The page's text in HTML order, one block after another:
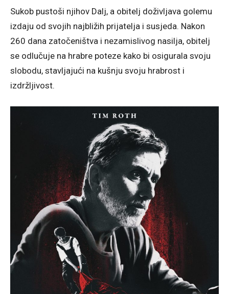
Sukob pustoši njihov Dalj, a obitelj doživljava golemu
izdaju od svojih najbližih prijatelja i susjeda. Nakon
260 dana zatočeništva i nezamislivog nasilja, obitelj
se odlučuje na hrabre poteze kako bi osigurala svoju
slobodu, stavljajući na kušnju svoju hrabrost i
izdržljivost.